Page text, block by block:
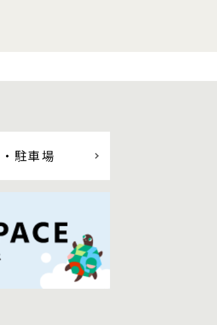
・駐車場